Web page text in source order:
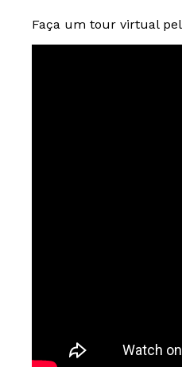
Faça um tour virtual